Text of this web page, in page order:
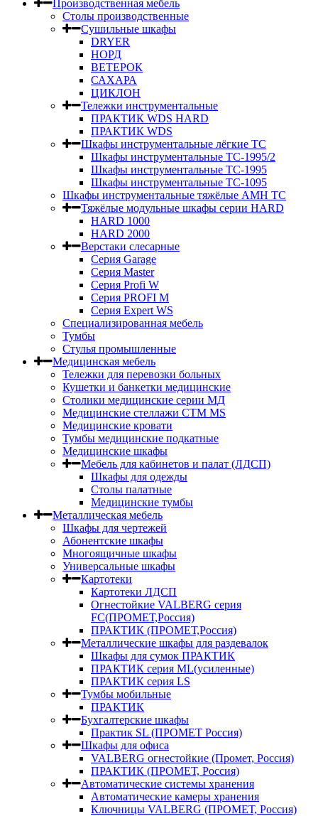
Производственная мебель
Столы производственные
Сушильные шкафы
DRYER
НОРД
ВЕТЕРОК
САХАРА
ЦИКЛОН
Тележки инструментальные
ПРАКТИК WDS HARD
ПРАКТИК WDS
Шкафы инструментальные лёгкие ТС
Шкафы инструментальные ТС-1995/2
Шкафы инструментальные TC-1995
Шкафы инструментальные TC-1095
Шкафы инструментальные тяжёлые AMH TC
Тяжёлые модульные шкафы серии HARD
HARD 1000
HARD 2000
Верстаки слесарные
Серия Garage
Серия Master
Серия Profi W
Серия PROFI M
Серия Expert WS
Специализированная мебель
Тумбы
Стулья промышленные
Медицинская мебель
Тележки для перевозки больных
Кушетки и банкетки медицинские
Столики медицинские серии МД
Медицинские стеллажи СТМ MS
Медицинские кровати
Тумбы медицинские подкатные
Медицинские шкафы
Мебель для кабинетов и палат (ЛДСП)
Шкафы для одежды
Столы палатные
Медицинские тумбы
Металлическая мебель
Шкафы для чертежей
Абонентские шкафы
Многоящичные шкафы
Универсальные шкафы
Картотеки
Картотеки ЛДСП
Огнестойкие VALBERG серия
FC(ПРОМЕТ,Россия)
ПРАКТИК (ПРОМЕТ,Россия)
Металлические шкафы для раздевалок
Шкафы для сумок ПРАКТИК
ПРАКТИК серия ML(усиленные)
ПРАКТИК серия LS
Тумбы мобильные
ПРАКТИК
Бухгалтерские шкафы
Практик SL (ПРОМЕТ Россия)
Шкафы для офиса
VALBERG огнестойкие (Промет, Россия)
ПРАКТИК (ПРОМЕТ, Россия)
Автоматические системы хранения
Автоматические камеры хранения
Ключницы VALBERG (ПРОМЕТ, Россия)